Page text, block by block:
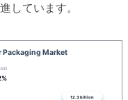
しています。